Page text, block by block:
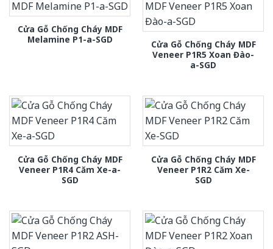
Cửa Gỗ Chống Cháy MDF
Melamine P1-a-SGD
Cửa Gỗ Chống Cháy MDF
Veneer P1R5 Xoan Đào-
a-SGD
Cửa Gỗ Chống Cháy MDF
Veneer P1R4 Căm Xe-a-
SGD
Cửa Gỗ Chống Cháy MDF
Veneer P1R2 Căm Xe-
SGD